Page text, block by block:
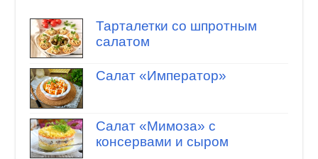
Тарталетки со шпротным
салатом
Салат «Император»
Салат «Мимоза» с
консервами и сыром